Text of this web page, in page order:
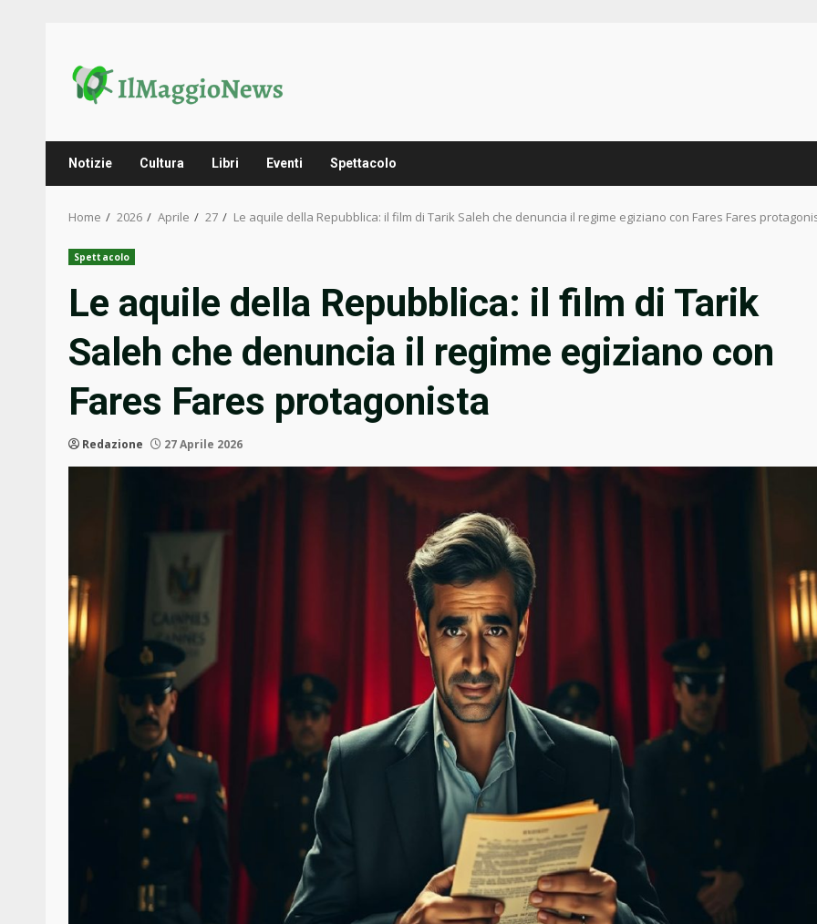
content
Notizie Cultura Libri Eventi Spettacolo
Home 2026 Aprile 27 Le aquile della Repubblica: il film di Tarik Saleh che denuncia il regime egiziano con Fares Fares
Spettacolo
Le aquile della Repubblica: il film di Tarik
Saleh che denuncia il regime egiziano con
Fares Fares protagonista
Redazione 27 Aprile 2026